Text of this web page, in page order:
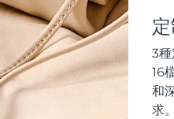
3種
16
和
求